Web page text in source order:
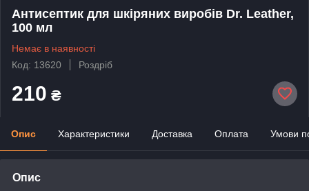
Антисептик для шкіряних виробів Dr. Leather,
100 мл
Немає в наявності
Код: 13620
Роздріб
210 ₴
Опис Характеристики Доставка Оплата Умови
Опис